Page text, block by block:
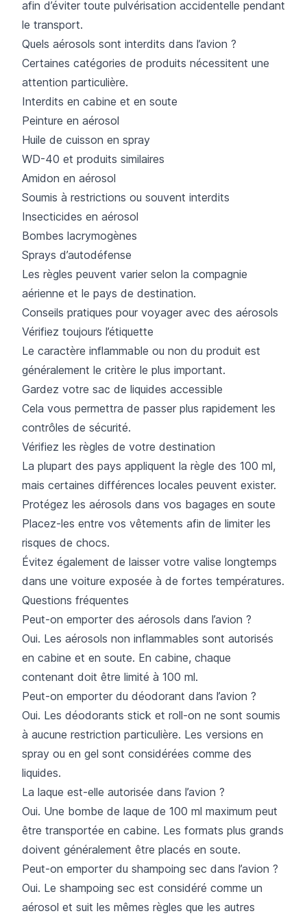
afin d’éviter toute pulvérisation accidentelle pendant
le transport.
Quels aérosols sont interdits dans l’avion ?
Certaines catégories de produits nécessitent une
attention particulière.
Interdits en cabine et en soute
Peinture en aérosol
Huile de cuisson en spray
WD-40 et produits similaires
Amidon en aérosol
Soumis à restrictions ou souvent interdits
Insecticides en aérosol
Bombes lacrymogènes
Sprays d’autodéfense
Les règles peuvent varier selon la compagnie
aérienne et le pays de destination.
Conseils pratiques pour voyager avec des aérosols
Vérifiez toujours l’étiquette
Le caractère inflammable ou non du produit est
généralement le critère le plus important.
Gardez votre sac de liquides accessible
Cela vous permettra de passer plus rapidement les
contrôles de sécurité.
Vérifiez les règles de votre destination
La plupart des pays appliquent la règle des 100 ml,
mais certaines différences locales peuvent exister.
Protégez les aérosols dans vos bagages en soute
Placez-les entre vos vêtements afin de limiter les
risques de chocs.
Évitez également de laisser votre valise longtemps
dans une voiture exposée à de fortes températures.
Questions fréquentes
Peut-on emporter des aérosols dans l’avion ?
Oui. Les aérosols non inflammables sont autorisés
en cabine et en soute. En cabine, chaque
contenant doit être limité à 100 ml.
Peut-on emporter du déodorant dans l’avion ?
Oui. Les déodorants stick et roll-on ne sont soumis
à aucune restriction particulière. Les versions en
spray ou en gel sont considérées comme des
liquides.
La laque est-elle autorisée dans l’avion ?
Oui. Une bombe de laque de 100 ml maximum peut
être transportée en cabine. Les formats plus grands
doivent généralement être placés en soute.
Peut-on emporter du shampoing sec dans l’avion ?
Oui. Le shampoing sec est considéré comme un
aérosol et suit les mêmes règles que les autres